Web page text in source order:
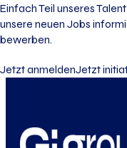
Einfach Teil unseres
unsere neuen Jobs
bewerben.
Jetzt anmeldenJetzt